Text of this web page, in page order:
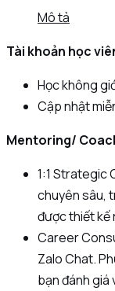
Mô tả
Tài khoản học
Học không
Cập nhật
Mentoring/
1:1 Strategic
chuyên sâu,
được thiết kế
Career
Zalo Chat.
bạn đánh giá